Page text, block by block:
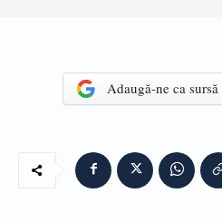
Adaugă-ne ca